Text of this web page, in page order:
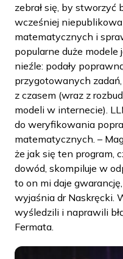
zebrał się, by stworzyć
wcześniej
matematycznych i
popularne duże modele
nieźle: podały
przygotowanych
z czasem (wraz z
modeli w internecie).
do weryfikowania
matematycznych. –
że jak się ten program,
dowód, skompiluje w
to on mi daje
wyjaśnia dr Naskręcki.
wyśledzili i naprawili
Fermata.